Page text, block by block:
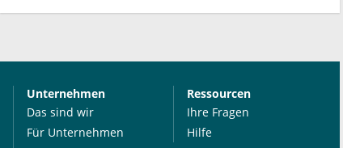
Unternehmen
Das sind wir
Für Unternehmen
Ressourcen
Ihre Fragen
Hilfe